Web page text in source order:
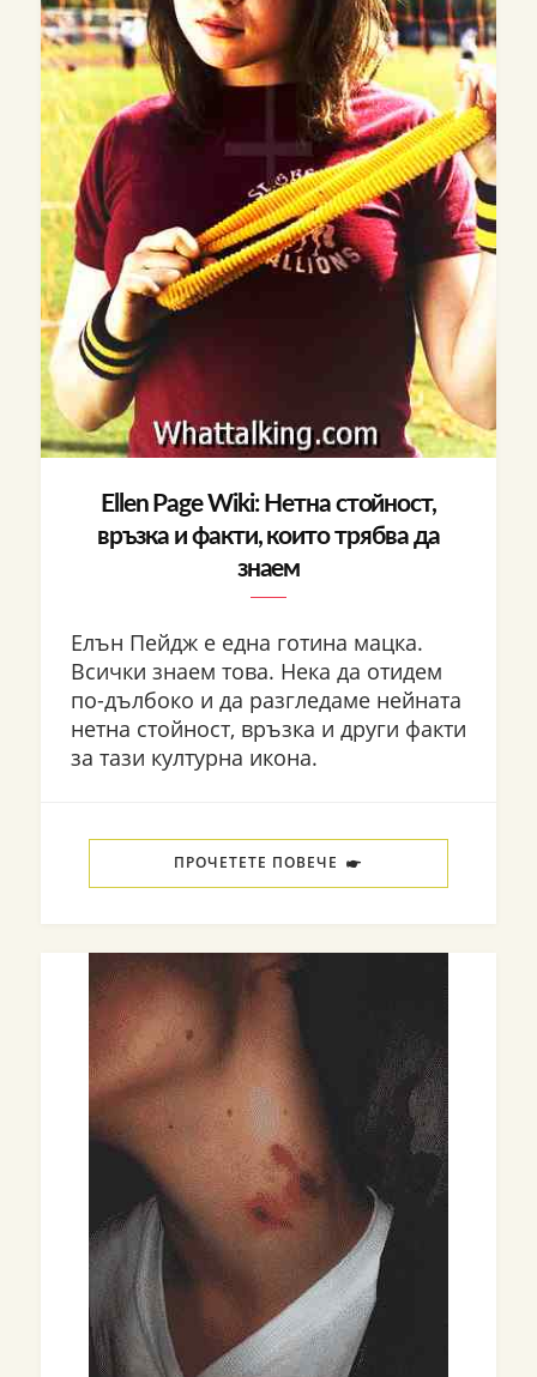
Ellen Page Wiki: Нетна стойност,
връзка и факти, които трябва да
знаем
Елън Пейдж е една готина мацка.
Всички знаем това. Нека да отидем
по-дълбоко и да разгледаме нейната
нетна стойност, връзка и други факти
за тази културна икона.
ПРОЧЕТЕТЕ ПОВЕЧЕ